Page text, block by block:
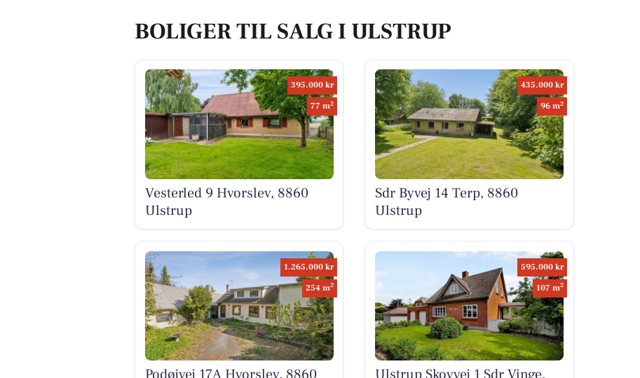
BOLIGER TIL SALG I ULSTRUP
395.000 kr
77 m2
Vesterled 9 Hvorslev, 8860
Ulstrup
435.000 kr
96 m2
Sdr Byvej 14 Terp, 8860
Ulstrup
1.265.000 kr
254 m2
595.000 kr
107 m2